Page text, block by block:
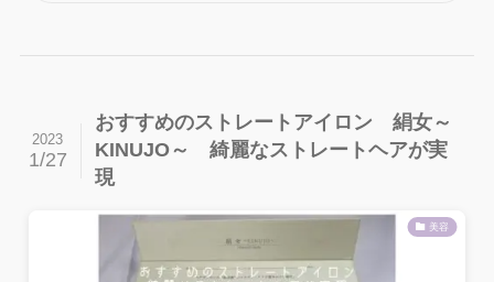
おすすめのストレートアイロン 絹女～
KINUJO～ 綺麗なストレートヘアが実
現
2023
1/27
美容